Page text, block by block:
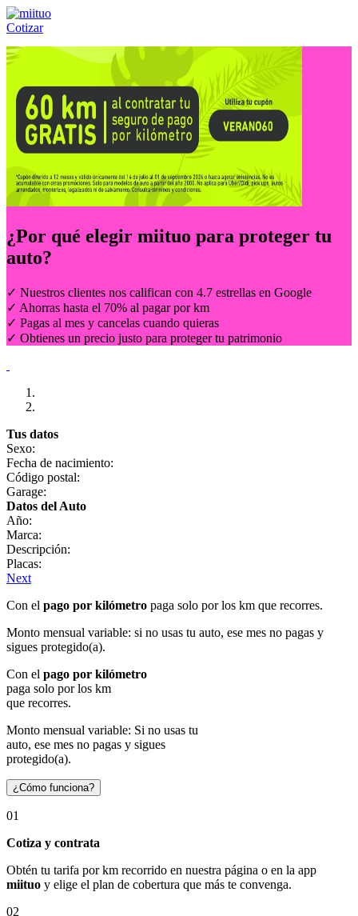
Cotizar
Llámanos al:(55) 84-21-05-00 ó
¿Por qué elegir miituo para proteger tu
auto?
✓ Nuestros clientes nos califican con 4.7 estrellas en Google
✓ Ahorras hasta el 70% al pagar por km
✓ Pagas al mes y cancelas cuando quieras
✓ Obtienes un precio justo para proteger tu patrimonio
Tus datos
Sexo:
Fecha de nacimiento:
Código postal:
Garage:
Datos del Auto
Año:
Marca:
Descripción:
Placas:
Next
Con el pago por kilómetro paga solo por los km que recorres.
Monto mensual variable: si no usas tu auto, ese mes no pagas y
sigues protegido(a).
Con el pago por kilómetro
paga solo por los km
que recorres.
Monto mensual variable: Si no usas tu
auto, ese mes no pagas y sigues
protegido(a).
¿Cómo funciona?
01
Cotiza y contrata
Obtén tu tarifa por km recorrido en nuestra página o en la app
miituo y elige el plan de cobertura que más te convenga.
02